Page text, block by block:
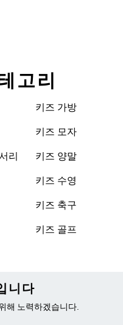
고리
리
키즈 가방
키즈 모자
키즈 양말
키즈 수영
키즈 축구
키즈 골프
니다
해 노력하겠습니다.